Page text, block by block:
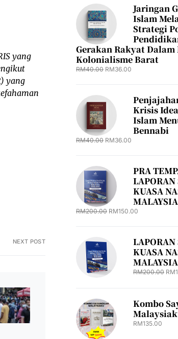
yang
yang
NEXT POST
Jaringan
Islam
Strategi
Gerakan Rakyat Dalam
Kolonialisme Barat
RM40.00 RM36.00
Krisis
Islam
Bennabi
RM40.00 RM36.00
PRA
KUASA
RM200.00 RM150.00
KUASA
RM200.00 RM
Kombo
RM135.00